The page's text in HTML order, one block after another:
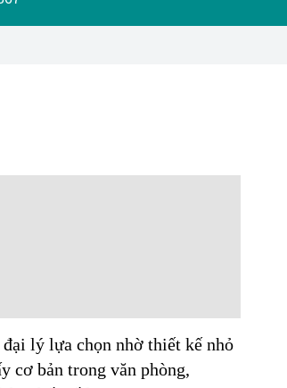
lý lựa chọn nhờ thiết kế nhỏ
cơ bản trong văn phòng,